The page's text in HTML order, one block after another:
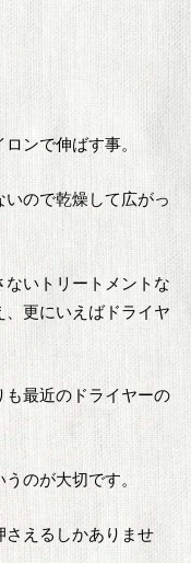
ンで伸ばす事。
ので乾燥して広がっ
いトリートメントな
更にいえばドライヤ
最近のドライヤーの
のが大切です。
さえるしかありませ